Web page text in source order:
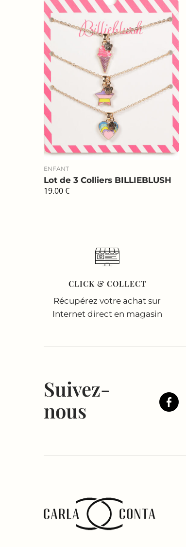
ENFANT
Lot de 3 Colliers BILLIEBLUSH
19.00€
CLICK & COLLECT
Récupérez votre achat sur
Internet direct en magasin
Suivez-
nous